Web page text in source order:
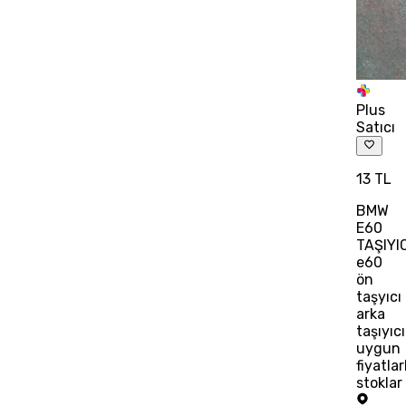
Plus
Satıcı
13 TL
BMW
E60
e60
ön
taşyıcı
arka
taşıyıcı
uygun
stoklar